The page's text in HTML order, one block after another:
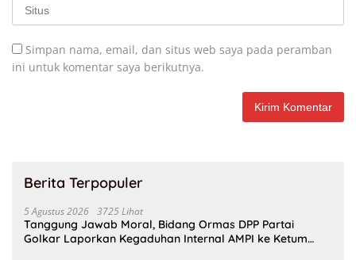
Simpan nama, email, dan situs web saya pada peramban
ini untuk komentar saya berikutnya.
Berita Terpopuler
5 Agustus 2026 3725 Lihat
Tanggung Jawab Moral, Bidang Ormas DPP Partai
Golkar Laporkan Kegaduhan Internal AMPI ke Ketum